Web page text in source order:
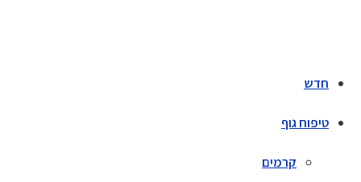
חדש
טיפוח גוף
קרמים